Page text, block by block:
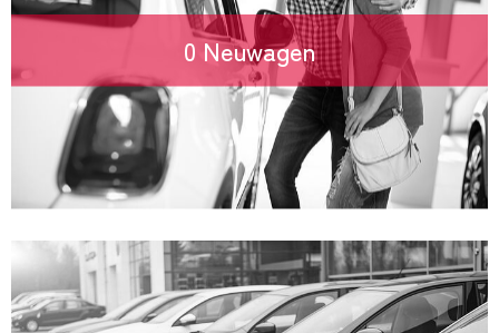
0 Neuwagen